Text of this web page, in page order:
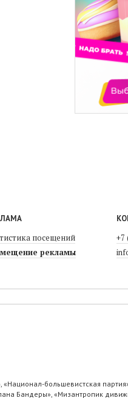
посещений
рекламы
+7
большевистская
Бандеры», «Мизантропик